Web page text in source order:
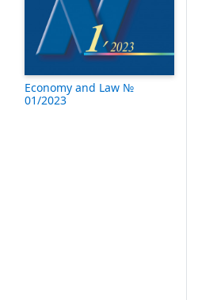
Economy and Law №
01/2023